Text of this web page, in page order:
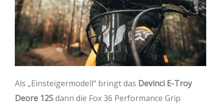
Als „Einsteigermodell“ bringt das Devinci E-Troy
Deore 12Sdann die Fox 36 Performance Grip